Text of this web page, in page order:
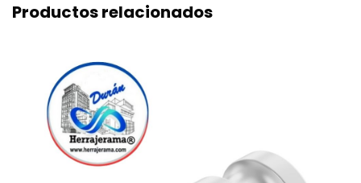
Productos relacionados